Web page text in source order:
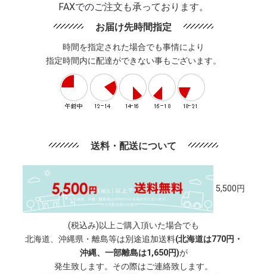
FAXでのご注文も承っております。
お届け先時間指定
時間を指定された場合でも事情により
指定時間内に配達ができない事もございます。
送料・配送について
5,500円
(税込み)以上ご購入頂いた場合でも
北海道、沖縄県・離島等は別途追加送料(北海道は770円・
沖縄、一部離島は1,650円)が
発生致します。その際はご連絡致します。